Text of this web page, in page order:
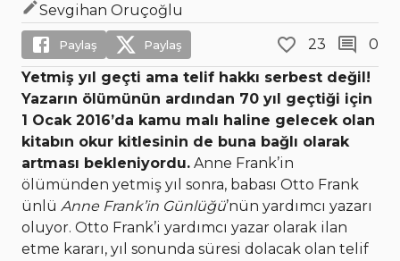
Sevgihan Oruçoğlu
Paylaş Paylaş 23
0
Yetmiş yıl geçti ama telif hakkı serbest değil!
Yazarın ölümünün ardından 70 yıl geçtiği için
1 Ocak 2016’da kamu malı haline gelecek olan
kitabın okur kitlesinin de buna bağlı olarak
artması bekleniyordu. Anne Frank’in
ölümünden yetmiş yıl sonra, babası Otto Frank
ünlü Anne Frank’in Günlüğü’nün yardımcı yazarı
oluyor. Otto Frank’i yardımcı yazar olarak ilan
etme kararı, yıl sonunda süresi dolacak olan telif